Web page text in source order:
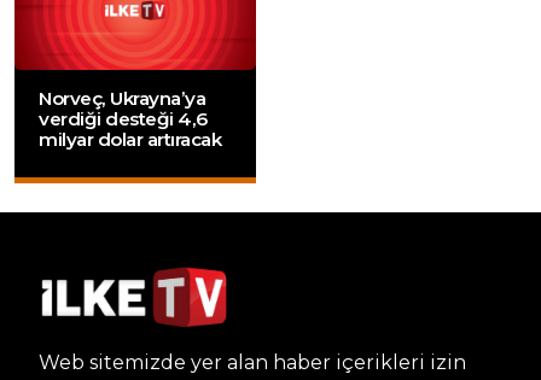
Norveç, Ukrayna’ya
verdiği desteği 4,6
milyar dolar artıracak
Web sitemizde yer alan haber içerikleri izin